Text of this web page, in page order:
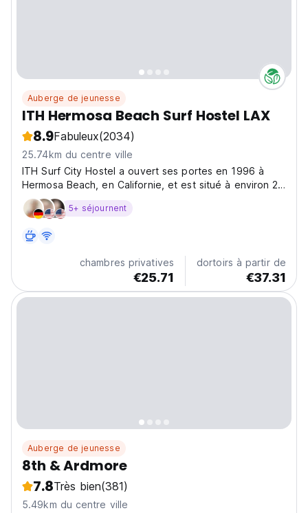
Auberge de jeunesse
ITH Hermosa Beach Surf Hostel LAX
8.9Fabuleux(2034)
25.74km du centre ville
ITH Surf City Hostel a ouvert ses portes en 1996 à
Hermosa Beach, en Californie, et est situé à environ 20
minutes en voiture
5+ séjournent
chambres privatives
€25.71
dortoirs à partir de
€37.31
Auberge de jeunesse
8th & Ardmore
7.8Très bien(381)
5.49km du centre ville